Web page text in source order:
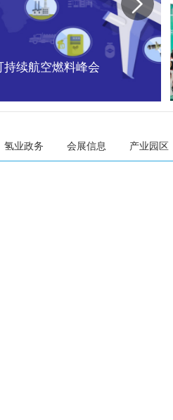
持续航空燃料峰会
氢业政务 会展信息 产业园区